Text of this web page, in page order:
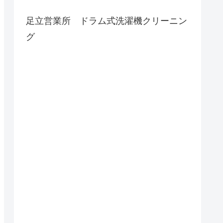
足立営業所 ドラム式洗濯機クリーニン
グ